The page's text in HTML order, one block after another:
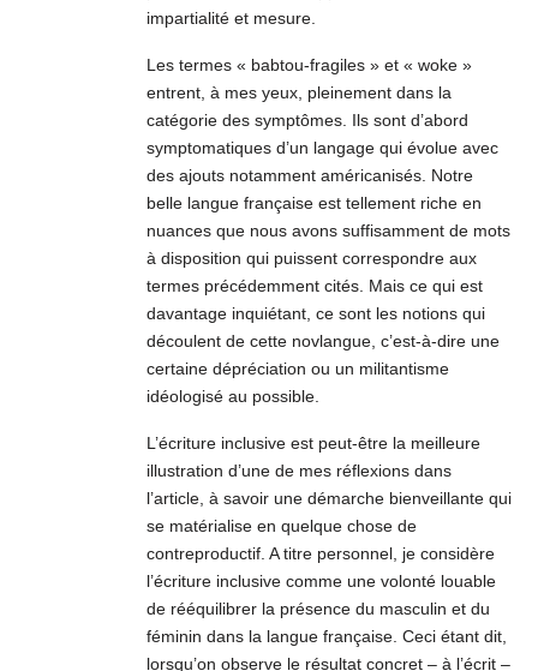
impartialité et mesure.
Les termes « babtou-fragiles » et « woke »
entrent, à mes yeux, pleinement dans la
catégorie des symptômes. Ils sont d’abord
symptomatiques d’un langage qui évolue avec
des ajouts notamment américanisés. Notre
belle langue française est tellement riche en
nuances que nous avons suffisamment de mots
à disposition qui puissent correspondre aux
termes précédemment cités. Mais ce qui est
davantage inquiétant, ce sont les notions qui
découlent de cette novlangue, c’est-à-dire une
certaine dépréciation ou un militantisme
idéologisé au possible.
L’écriture inclusive est peut-être la meilleure
illustration d’une de mes réflexions dans
l’article, à savoir une démarche bienveillante qui
se matérialise en quelque chose de
contreproductif. A titre personnel, je considère
l’écriture inclusive comme une volonté louable
de rééquilibrer la présence du masculin et du
féminin dans la langue française. Ceci étant dit,
lorsqu’on observe le résultat concret – à l’écrit –